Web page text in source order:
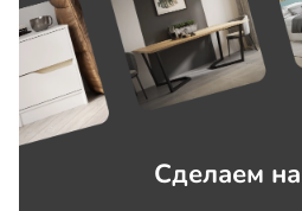
Сделаем